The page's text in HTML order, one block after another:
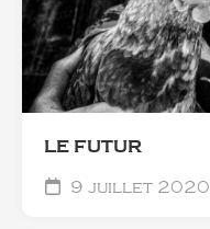
LE FUTUR
9 juillet 2020